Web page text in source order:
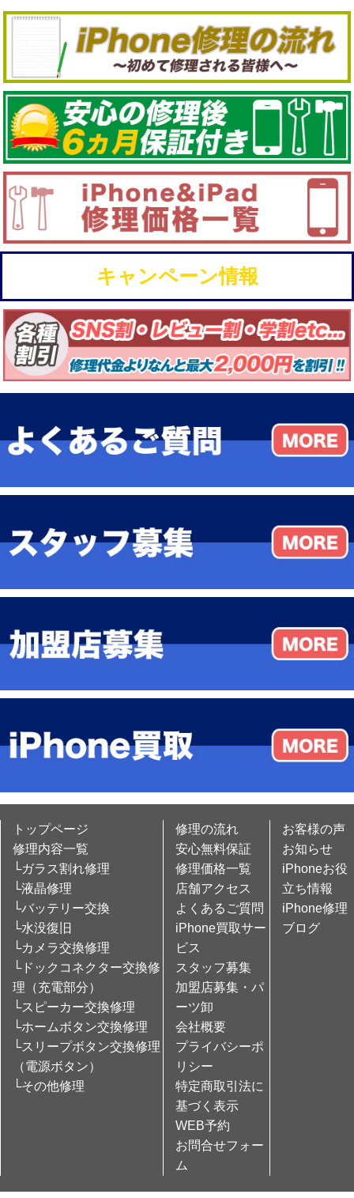
キャンペーン情報
トップページ
修理内容一覧
└ガラス割れ修理
└液晶修理
└バッテリー交換
└水没復旧
└カメラ交換修理
└ドックコネクター交換修
理（充電部分）
└スピーカー交換修理
└ホームボタン交換修理
└スリープボタン交換修理
（電源ボタン）
└その他修理
修理の流れ
安心無料保証
修理価格一覧
店舗アクセス
よくあるご質問
iPhone買取サー
ビス
スタッフ募集
加盟店募集・パ
ーツ卸
会社概要
プライバシーポ
リシー
特定商取引法に
基づく表示
WEB予約
お問合せフォー
ム
お客様の声
お知らせ
iPhoneお役
立ち情報
iPhone修理
ブログ